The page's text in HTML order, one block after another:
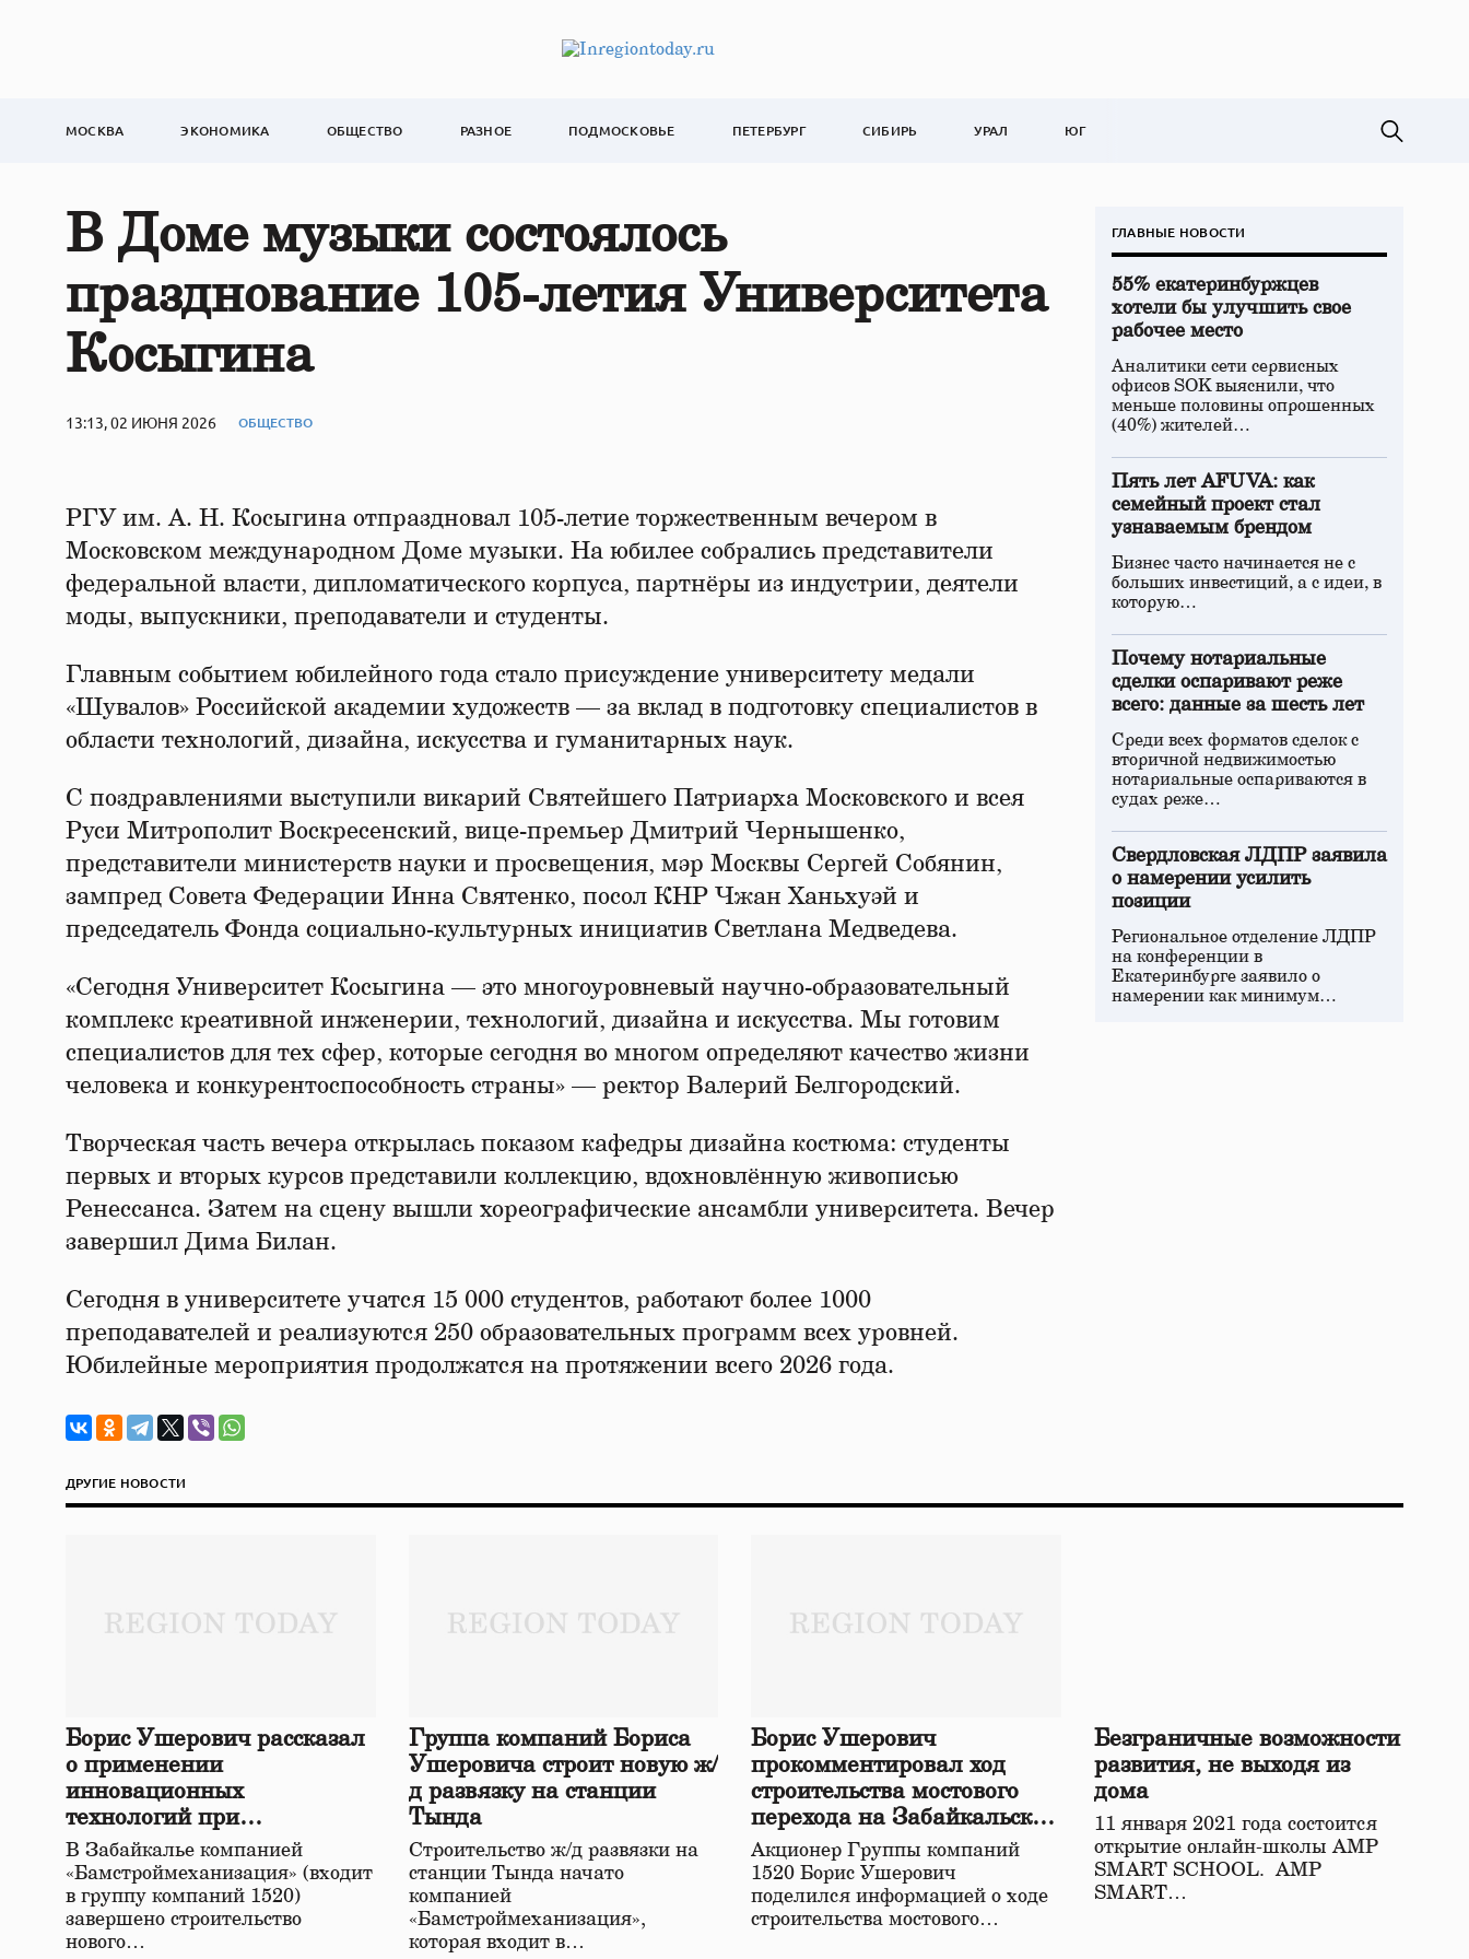
МОСКВА ЭКОНОМИКА ОБЩЕСТВО РАЗНОЕ ПОДМОСКОВЬЕ ПЕТЕРБУРГ СИБИРЬ УРАЛ ЮГ
В Доме музыки состоялось
празднование 105-летия Университета
Косыгина
13:13, 02 ИЮНЯ 2026 ОБЩЕСТВО
РГУ им. А. Н. Косыгина отпраздновал 105-летие торжественным вечером в
Московском международном Доме музыки. На юбилее собрались представители
федеральной власти, дипломатического корпуса, партнёры из индустрии, деятели
моды, выпускники, преподаватели и студенты.
Главным событием юбилейного года стало присуждение университету медали
«Шувалов» Российской академии художеств — за вклад в подготовку специалистов в
области технологий, дизайна, искусства и гуманитарных наук.
С поздравлениями выступили викарий Святейшего Патриарха Московского и всея
Руси Митрополит Воскресенский, вице-премьер Дмитрий Чернышенко,
представители министерств науки и просвещения, мэр Москвы Сергей Собянин,
зампред Совета Федерации Инна Святенко, посол КНР Чжан Ханьхуэй и
председатель Фонда социально-культурных инициатив Светлана Медведева.
«Сегодня Университет Косыгина — это многоуровневый научно-образовательный
комплекс креативной инженерии, технологий, дизайна и искусства. Мы готовим
специалистов для тех сфер, которые сегодня во многом определяют качество жизни
человека и конкурентоспособность страны» — ректор Валерий Белгородский.
Творческая часть вечера открылась показом кафедры дизайна костюма: студенты
первых и вторых курсов представили коллекцию, вдохновлённую живописью
Ренессанса. Затем на сцену вышли хореографические ансамбли университета. Вечер
завершил Дима Билан.
Сегодня в университете учатся 15 000 студентов, работают более 1000
преподавателей и реализуются 250 образовательных программ всех уровней.
Юбилейные мероприятия продолжатся на протяжении всего 2026 года.
ГЛАВНЫЕ НОВОСТИ
55% екатеринбуржцев
хотели бы улучшить свое
рабочее место
Аналитики сети сервисных
офисов SOK выяснили, что
меньше половины опрошенных
(40%) жителей…
Пять лет AFUVA: как
семейный проект стал
узнаваемым брендом
Бизнес часто начинается не с
больших инвестиций, а с идеи, в
которую…
Почему нотариальные
сделки оспаривают реже
всего: данные за шесть лет
Среди всех форматов сделок с
вторичной недвижимостью
нотариальные оспариваются в
судах реже…
Свердловская ЛДПР заявила
о намерении усилить
позиции
Региональное отделение ЛДПР
на конференции в
Екатеринбурге заявило о
намерении как минимум…
ДРУГИЕ НОВОСТИ
Борис Ушерович рассказал
о применении
инновационных
технологий при
строительстве нового моста
в Забайкалье
В Забайкалье компанией
«Бамстроймеханизация» (входит
в группу компаний 1520)
завершено строительство
нового…
Группа компаний Бориса
Ушеровича строит новую ж/
д развязку на станции
Тында
Строительство ж/д развязки на
станции Тында начато
компанией
«Бамстроймеханизация»,
которая входит в…
Борис Ушерович
прокомментировал ход
строительства мостового
перехода на Забайкальской
железной дороге
Акционер Группы компаний
1520 Борис Ушерович
поделился информацией о ходе
строительства мостового…
Безграничные возможности
развития, не выходя из
дома
11 января 2021 года состоится
открытие онлайн-школы АМР
SMART SCHOOL. АМР
SMART…